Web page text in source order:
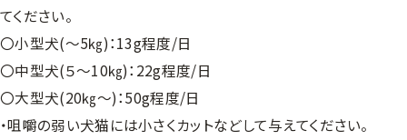
てください。
〇小型犬(～5㎏)：13g程度/日
〇中型犬(５～10㎏)：22g程度/日
〇大型犬(20㎏～)：50g程度/日
・咀嚼の弱い犬猫には小さくカットなどして与えてください。